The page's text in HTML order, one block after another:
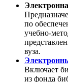
по
учебно-
вуза.
Включает
из фонда